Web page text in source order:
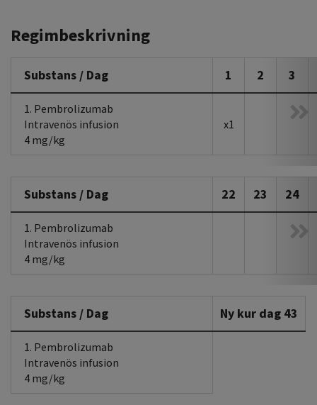
Regimbeskrivning
Substans / Dag 1 2 3
1. Pembrolizumab
Intravenös infusion
4 mg/kg
x1
Substans / Dag 22 23 24
1. Pembrolizumab
Intravenös infusion
4 mg/kg
Substans / Dag Ny kur dag 43
1. Pembrolizumab
Intravenös infusion
4 mg/kg